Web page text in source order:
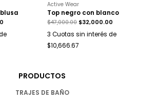
Active Wear
Top negro con blanco
$47,000.00 $32,000.00
3 Cuotas sin interés de
$10,666.67
PRODUCTOS
TRAJES DE BAÑO